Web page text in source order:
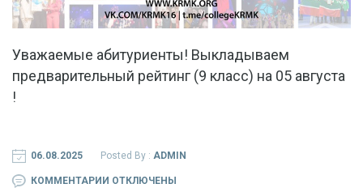
Уважаемые абитуриенты! Выкладываем
предварительный рейтинг (9 класс) на 05 августа
!
06.08.2025 Posted By : ADMIN
КОММЕНТАРИИ КОТКЛЮЧЕНЫ